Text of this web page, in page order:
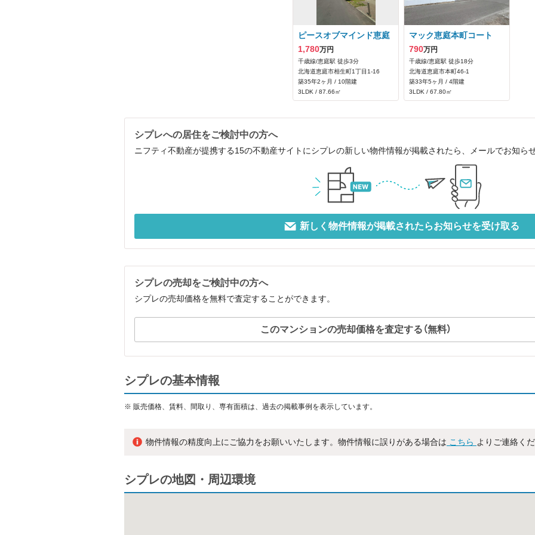
ピースオブマインド恵庭
1,780万円
千歳線/恵庭駅 徒歩3分
北海道恵庭市相生町1丁目1-16
築35年2ヶ月 / 10階建
3LDK / 87.66㎡
マック恵庭本町コート
790万円
千歳線/恵庭駅 徒歩18分
北海道恵庭市本町46‐1
築33年5ヶ月 / 4階建
3LDK / 67.80㎡
シプレへの居住をご検討中の方へ
ニフティ不動産が提携する15の不動産サイトにシプレの新しい物件情報が掲載されたら、メールでお知ら
新しく物件情報が掲載されたらお知らせを受け取る
シプレの売却をご検討中の方へ
シプレの売却価格を無料で査定することができます。
このマンションの売却価格を査定する（無料）
シプレの基本情報
※ 販売価格、賃料、間取り、専有面積は、過去の掲載事例を表示しています。
物件情報の精度向上にご協力をお願いいたします。物件情報に誤りがある場合は こちら よりご連絡く
シプレの地図・周辺環境